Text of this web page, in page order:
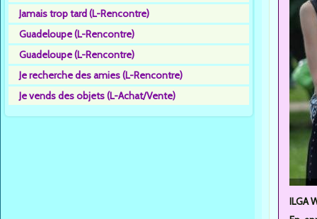
Jamais trop tard (L-Rencontre)
Guadeloupe (L-Rencontre)
Guadeloupe (L-Rencontre)
Je recherche des amies (L-Rencontre)
Je vends des objets (L-Achat/Vente)
ILGA